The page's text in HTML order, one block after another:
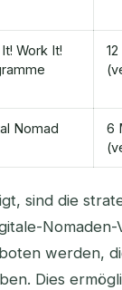
Work It!
Nomad
6
sind die
Nomaden-
werden,
Dies